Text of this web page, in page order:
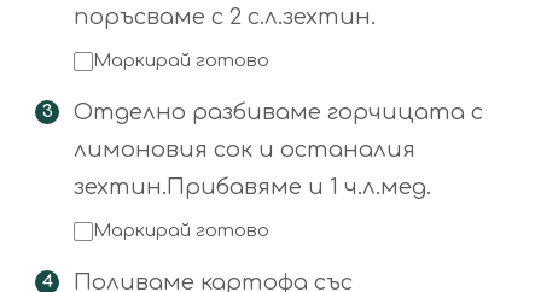
поръсваме с 2 с.л.зехтин.
Маркирай готово
Отделно разбиваме горчицата с
лимоновия сок и останалия
зехтин.Прибавяме и 1 ч.л.мед.
Маркирай готово
Поливаме картофа със